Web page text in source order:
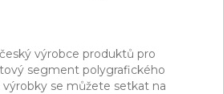
výrobce produktů pro
segment polygrafického
výrobky se můžete setkat na